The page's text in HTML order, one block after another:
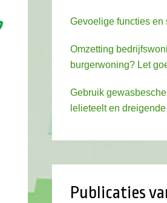
Gevoelige functies en
Omzetting
burgerwoning? Let
Gebruik
lelieteelt en
Publicaties